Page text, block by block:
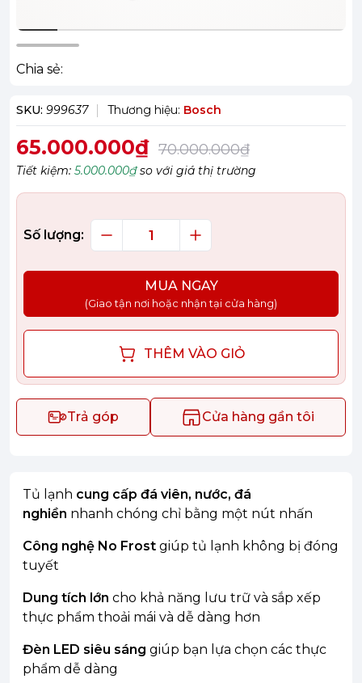
Chia sẻ:
SKU: 999637 Thương hiệu: Bosch
65.000.000₫ 70.000.000₫
Tiết kiệm: 5.000.000₫so với giá thị trường
Số lượng:
MUA NGAY
(Giao tận nơi hoặc nhận tại cửa hàng)
THÊM VÀO GIỎ
Trả góp Cửa hàng gần tôi
Tủ lạnh cung cấp đá viên, nước, đá
nghiền nhanh chóng chỉ bằng một nút nhấn
Công nghệ No Frost giúp tủ lạnh không bị đóng
tuyết
Dung tích lớn cho khả năng lưu trữ và sắp xếp
thực phẩm thoải mái và dễ dàng hơn
Đèn LED siêu sáng giúp bạn lựa chọn các thực
phẩm dễ dàng